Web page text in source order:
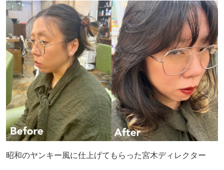
昭和のヤンキー風に仕上げてもらった宮木ディレクター